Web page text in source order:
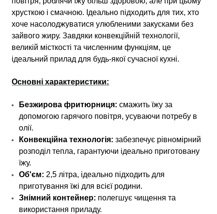
хрусткою і смачною. Ідеально підходить для тих, хто
хоче насолоджуватися улюбленими закусками без
зайвого жиру. Завдяки конвекційній технології,
великій місткості та численним функціям, це
ідеальний прилад для будь-якої сучасної кухні.
Основні характеристики:
Безжирова фритюрниця:смажить їжу за
допомогою гарячого повітря, усуваючи потребу в
олії.
Конвекційна технологія: забезпечує рівномірний
розподіл тепла, гарантуючи ідеально приготовану
їжу.
Об'єм: 2,5 літра, ідеально підходить для
приготування їжі для всієї родини.
Знімний контейнер: полегшує чищення та
використання приладу.